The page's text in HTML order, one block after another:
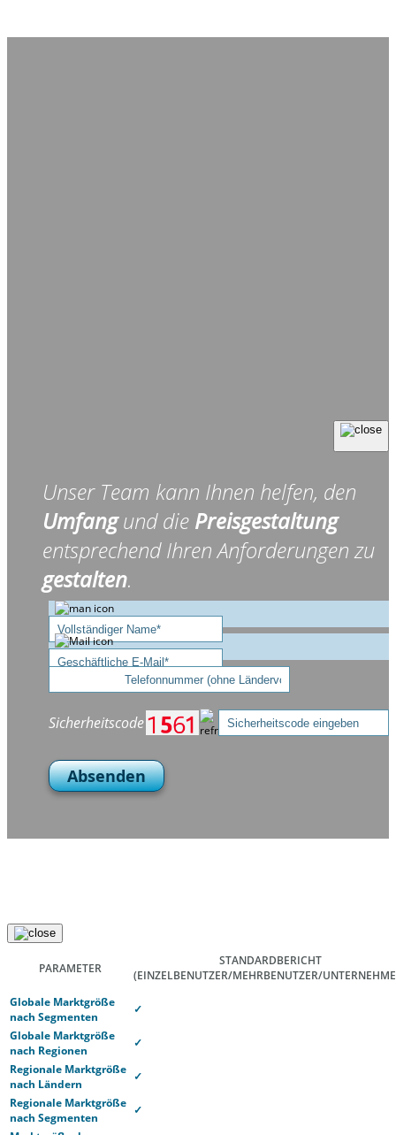
Unser Team kann Ihnen helfen, den
Umfangund die Preisgestaltung
entsprechend Ihren Anforderungen zu
gestalten.
Sicherheitscode
Absenden
PARAMETER
STANDARDBERICHT
(EINZELBENUTZER/MEHRBENUTZER/
Globale Marktgröße
nach Segmenten
✓
Globale Marktgröße
nach Regionen
✓
Regionale Marktgröße
nach Ländern
✓
Regionale Marktgröße
nach Segmenten
✓